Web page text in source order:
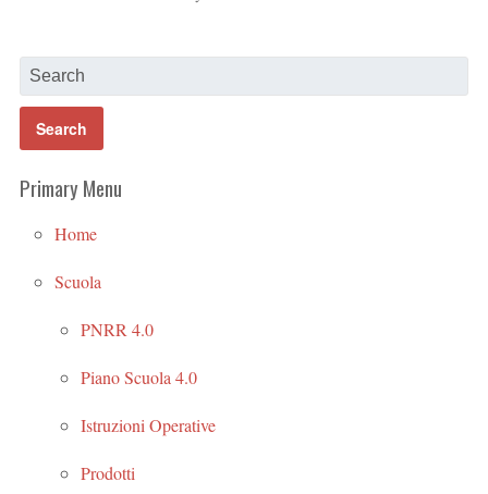
Primary Menu
Home
Scuola
PNRR 4.0
Piano Scuola 4.0
Istruzioni Operative
Prodotti